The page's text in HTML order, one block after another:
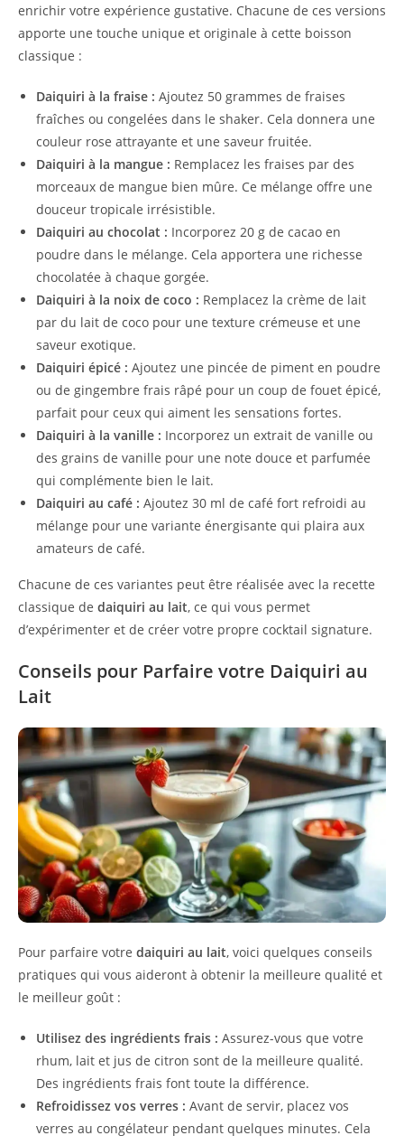
enrichir votre expérience gustative. Chacune de ces versions
apporte une touche unique et originale à cette boisson
classique :
Daiquiri à la fraise : Ajoutez 50 grammes de fraises
fraîches ou congelées dans le shaker. Cela donnera une
couleur rose attrayante et une saveur fruitée.
Daiquiri à la mangue : Remplacez les fraises par des
morceaux de mangue bien mûre. Ce mélange offre une
douceur tropicale irrésistible.
Daiquiri au chocolat : Incorporez 20 g de cacao en
poudre dans le mélange. Cela apportera une richesse
chocolatée à chaque gorgée.
Daiquiri à la noix de coco : Remplacez la crème de lait
par du lait de coco pour une texture crémeuse et une
saveur exotique.
Daiquiri épicé : Ajoutez une pincée de piment en poudre
ou de gingembre frais râpé pour un coup de fouet épicé,
parfait pour ceux qui aiment les sensations fortes.
Daiquiri à la vanille : Incorporez un extrait de vanille ou
des grains de vanille pour une note douce et parfumée
qui complémente bien le lait.
Daiquiri au café : Ajoutez 30 ml de café fort refroidi au
mélange pour une variante énergisante qui plaira aux
amateurs de café.
Chacune de ces variantes peut être réalisée avec la recette
classique de daiquiri au lait, ce qui vous permet
d’expérimenter et de créer votre propre cocktail signature.
Conseils pour Parfaire votre Daiquiri au
Lait
Pour parfaire votre daiquiri au lait, voici quelques conseils
pratiques qui vous aideront à obtenir la meilleure qualité et
le meilleur goût :
Utilisez des ingrédients frais : Assurez-vous que votre
rhum, lait et jus de citron sont de la meilleure qualité.
Des ingrédients frais font toute la différence.
Refroidissez vos verres : Avant de servir, placez vos
verres au congélateur pendant quelques minutes. Cela